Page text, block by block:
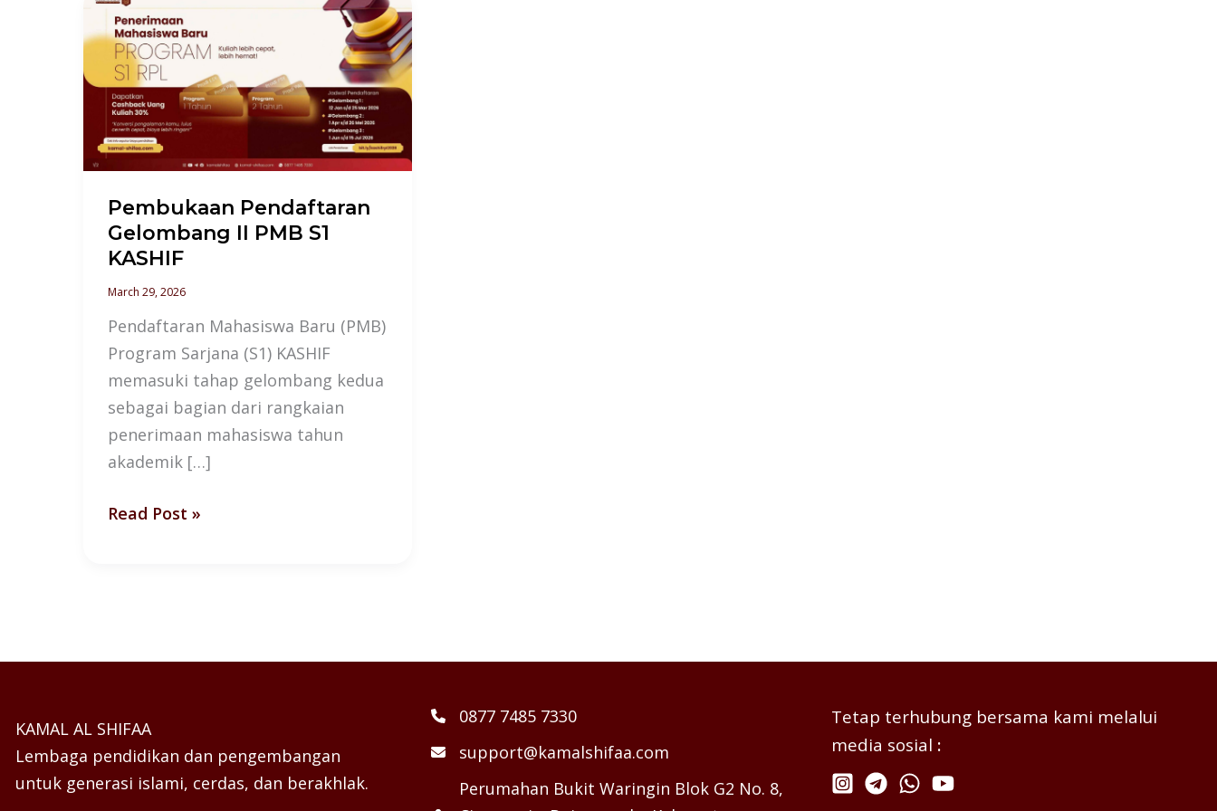
Pembukaan Pendaftaran
Gelombang II PMB S1
KASHIF
March 29, 2026
Pendaftaran Mahasiswa Baru (PMB)
Program Sarjana (S1) KASHIF
memasuki tahap gelombang kedua
sebagai bagian dari rangkaian
penerimaan mahasiswa tahun
akademik […]
Pendaftaran
Gelombang
II
PMB
S1
Read Post »
KAMAL AL SHIFAA
Lembaga pendidikan dan pengembangan
untuk generasi islami, cerdas, dan berakhlak.
0877 7485 7330
support@kamalshifaa.com
Perumahan Bukit Waringin Blok G2 No. 8,
Tetap terhubung bersama kami melalui
media sosial :